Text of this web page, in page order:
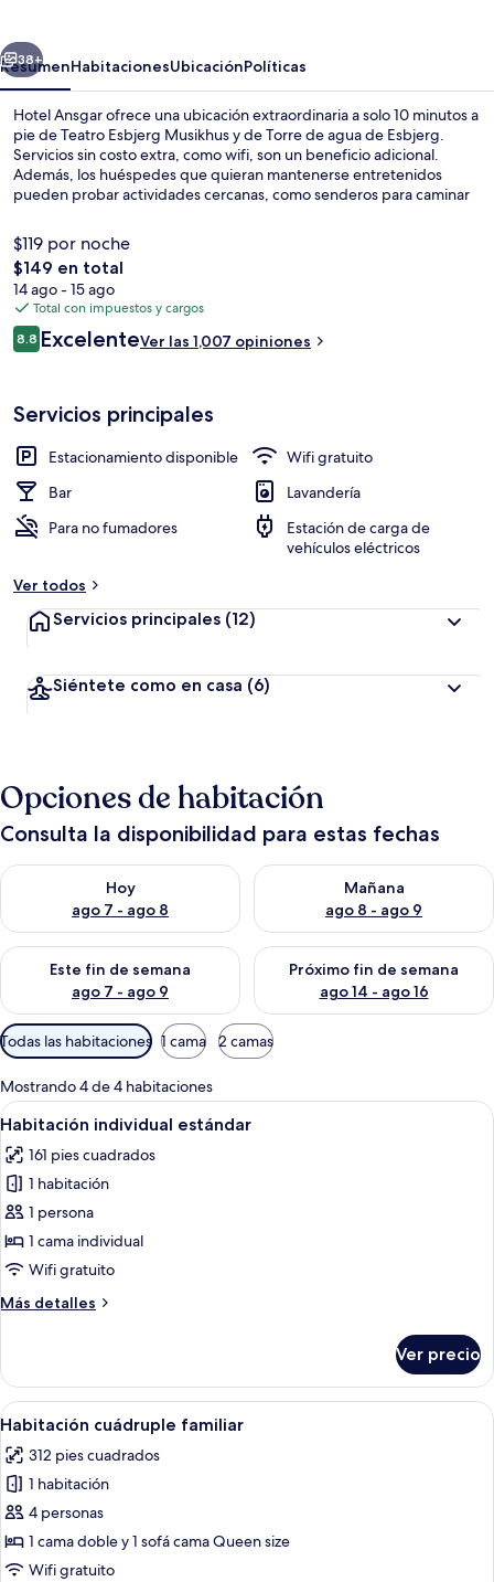
Siguiente
38+
ResumenHabitacionesUbicaciónPolíticas
Hotel Ansgar ofrece una ubicación extraordinaria a solo 10 minutos a
pie de Teatro Esbjerg Musikhus y de Torre de agua de Esbjerg.
Servicios sin costo extra, como wifi, son un beneficio adicional.
Además, los huéspedes que quieran mantenerse entretenidos
pueden probar actividades cercanas, como senderos para caminar
Museo marítimo y de la pesca están a solo unos minutos en auto. El
personal amable y la condición en general están muy bien
calificados por otros visitantes.
$119 por noche
El
precio
total
es
de
$149 en total
14 ago - 15 ago
Total con impuestos y cargos
Opiniones
8.88.8 de 10,
ExcelenteVer las 1,007 opiniones
Servicios principales
Estacionamiento disponible
Wifi gratuito
Bar
Lavandería
Para no fumadores
Estación de carga de
vehículos eléctricos
Ver todos
Servicios principales (12)
Siéntete como en casa (6)
Opciones de habitación
Consulta la disponibilidad para estas fechas
Hoy
ago 7 - ago 8
Consulta la disponibilidad para hoy ago 7 - ago 8
Mañana
ago 8 - ago 9
Consulta la disponibilidad
Este fin de semana
ago 7 - ago 9
Consulta la disponibilidad para este fin de semana ago 7 -
Próximo fin de semana
ago 14 - ago 16
Consulta la disponibilidad
Filtros
disponibles
para
las
habitaciones
Todas las habitaciones 1 cama 2 camas
Mostrando 4 de 4 habitaciones
Abrir
todas
las
fotos
de
Habitación
individual
Habitación de hotel con cama,
4
Habitación individual estándar
161 pies cuadrados
1 habitación
1 persona
1 cama individual
Wifi gratuito
Más detalles
Más
individual
estándar
Ver precio
Abrir
todas
las
fotos
de
Habitación
cuádruple
Una habitación de hotel con un sofá
5
Habitación cuádruple familiar
312 pies cuadrados
1 habitación
4 personas
1 cama doble y 1 sofá cama Queen size
Wifi gratuito